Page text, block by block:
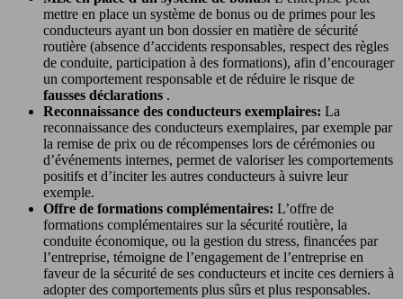
mettre en place un système de bonus ou de primes pour les
conducteurs ayant un bon dossier en matière de sécurité
routière (absence d’accidents responsables, respect des règles
de conduite, participation à des formations), afin d’encourager
un comportement responsable et de réduire le risque de
fausses déclarations .
Reconnaissance des conducteurs exemplaires: La
reconnaissance des conducteurs exemplaires, par exemple par
la remise de prix ou de récompenses lors de cérémonies ou
d’événements internes, permet de valoriser les comportements
positifs et d’inciter les autres conducteurs à suivre leur
exemple.
Offre de formations complémentaires: L’offre de
formations complémentaires sur la sécurité routière, la
conduite économique, ou la gestion du stress, financées par
l’entreprise, témoigne de l’engagement de l’entreprise en
faveur de la sécurité de ses conducteurs et incite ces derniers à
adopter des comportements plus sûrs et plus responsables.